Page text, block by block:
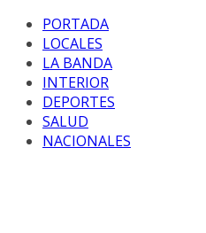
PORTADA
LOCALES
LA BANDA
INTERIOR
DEPORTES
SALUD
NACIONALES